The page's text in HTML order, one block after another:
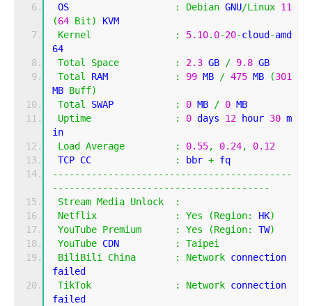
OS
: Debian GNU/Linux 11
(64 Bit)
KVM
Kernel
: 5.10. 0-20-cloud -amd
64
Total
Space : 2.3 GB / 9.8 GB
Total
RAM : 99 MB / 475 MB (301
MB Buff)
Total
SWAP : 0 MB / 0 MB
Uptime
: 0 days 12 hour 30 m
in
Load
Average : 0.55, 0.24,
0.12
TCP CC
: bbr + fq
-------------------------------------------
---------------------------------------
Stream Media Unlock
:
Netflix
: Yes (Region: HK)
YouTube Premium : Yes (Region: TW)
YouTube CDN :
Taipei
BiliBili
China : Network connection
failed
TikTok
: Network connection
failed